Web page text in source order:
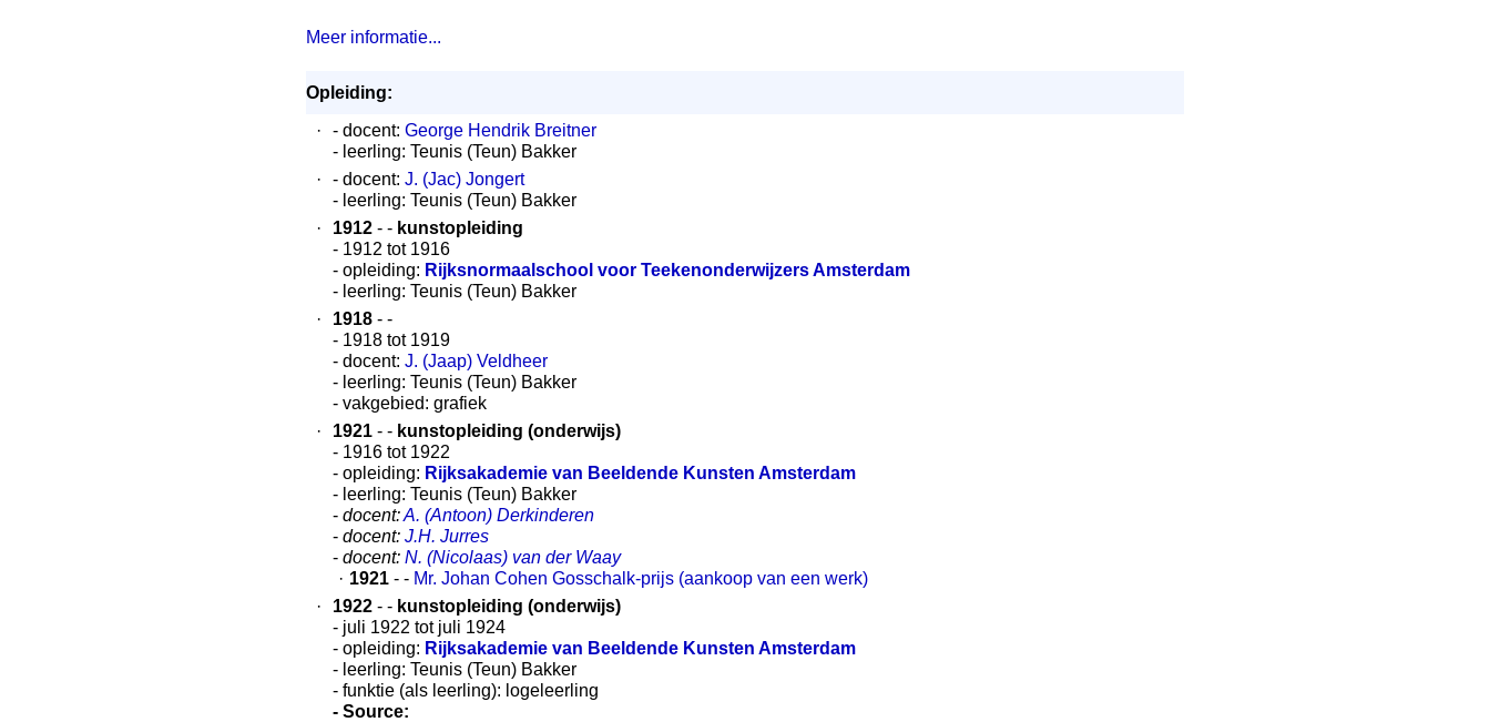
Meer informatie...
Opleiding:
·
- docent: George Hendrik Breitner
- leerling: Teunis (Teun) Bakker
·
- docent: J. (Jac) Jongert
- leerling: Teunis (Teun) Bakker
·
1912 - - kunstopleiding
- 1912 tot 1916
- opleiding: Rijksnormaalschool voor Teekenonderwijzers Amsterdam
- leerling: Teunis (Teun) Bakker
·
1918 - -
- 1918 tot 1919
- docent: J. (Jaap) Veldheer
- leerling: Teunis (Teun) Bakker
- vakgebied: grafiek
·
1921 - - kunstopleiding (onderwijs)
- 1916 tot 1922
- opleiding: Rijksakademie van Beeldende Kunsten Amsterdam
- leerling: Teunis (Teun) Bakker
- docent:A. (Antoon) Derkinderen
- docent: J.H. Jurres
- docent: N. (Nicolaas) van der Waay
· 1921 - - Mr. Johan Cohen Gosschalk-prijs (aankoop van een werk)
·
1922 - - kunstopleiding (onderwijs)
- juli 1922 tot juli 1924
- opleiding: Rijksakademie van Beeldende Kunsten Amsterdam
- leerling: Teunis (Teun) Bakker
- funktie (als leerling): logeleerling
- Source: